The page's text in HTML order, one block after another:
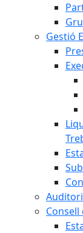
Gestió
Consell